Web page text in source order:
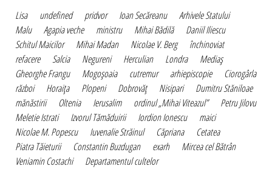
Lisa undefined pridvor Ioan Secăreanu
Arhivele Statului
Malu
Agapia veche ministru Mihai Bădilă
Daniil Iliescu
Schitul Maicilor
Mihai Madan Nicolae V. Berg
închinoviat
refacere
Salcia Negureni Herculian Londra
Mediaş
Gheorghe Frangu
Mogoşoaia cutremur arhiepiscopie
Ciorogârla
război
Horaiţa Plopeni Dobrovăţ Nisipari
Dumitru Stăniloae
mănăstirii
Oltenia Ierusalim ordinul „Mihai Viteazul”
Petru Jilovu
Meletie Istrati
Izvorul Tămăduirii Iordion Ionescu
maici
Nicolae M. Popescu
Iuvenalie Străinul Căpriana
Cetatea
Piatra Tăieturii
Constantin Buzdugan exarh
Mircea cel Bătrân
Veniamin Costachi
Departamentul cultelor